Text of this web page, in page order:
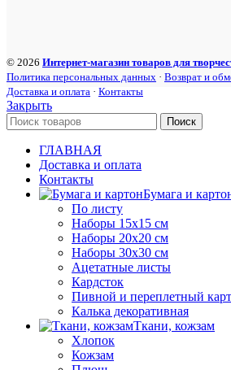
© 2026 Интернет-магазин товаров для
Политика персональных данных · Возврат и
Доставка и оплата · Контакты
Закрыть
Поиск
ГЛАВНАЯ
Доставка и оплата
Контакты
Бумага и
По листу
Наборы 15х15 см
Наборы 20х20 см
Наборы 30х30 см
Ацетатные листы
Кардсток
Пивной и переплетный
Калька декоративная
Ткани, кожзам
Хлопок
Кожзам